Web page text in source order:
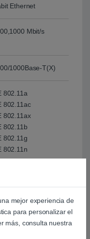
Ethernet
Mbit/s
1000Base-T(X)
802.11a
802.11ac
802.11ax
802.11b
802.11g
802.11n
Client L2PT
Client OVPN
Client PPTP
mejor experiencia de
para personalizar el
más, consulta nuestra